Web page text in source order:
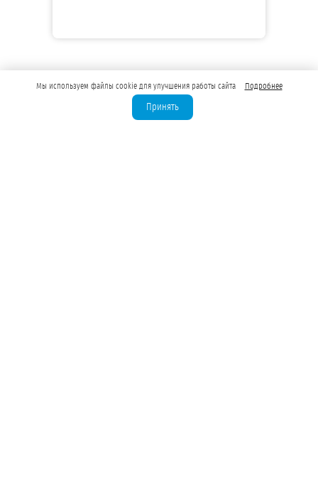
Мы используем файлы cookie для улучшения работы сайта Подробнее
Принять